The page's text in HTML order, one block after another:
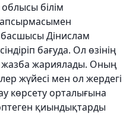
білім
Дінислам
бағуда. Ол өзінің
жариялады. Оның
жүйесі мен ол жердегі
көрсету орталығына
қиындықтарды